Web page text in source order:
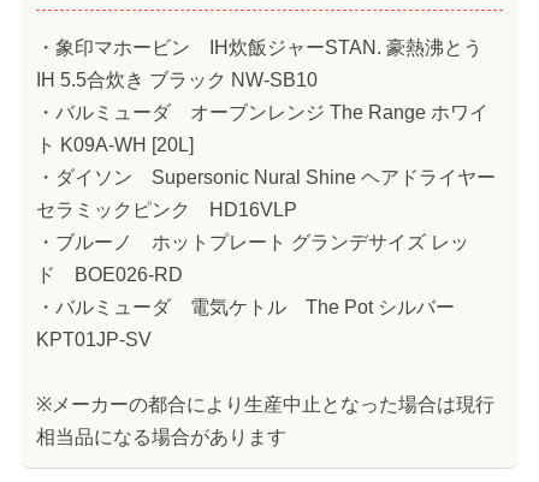
・象印マホービン IH炊飯ジャーSTAN. 豪熱沸とう
IH 5.5合炊き ブラック NW-SB10
・バルミューダ オーブンレンジ The Range ホワイ
ト K09A-WH [20L]
・ダイソン Supersonic Nural Shine ヘアドライヤー
セラミックピンク HD16VLP
・ブルーノ ホットプレート グランデサイズ レッ
ド BOE026-RD
・バルミューダ 電気ケトル The Pot シルバー
KPT01JP-SV
※メーカーの都合により生産中止となった場合は現行
相当品になる場合があります